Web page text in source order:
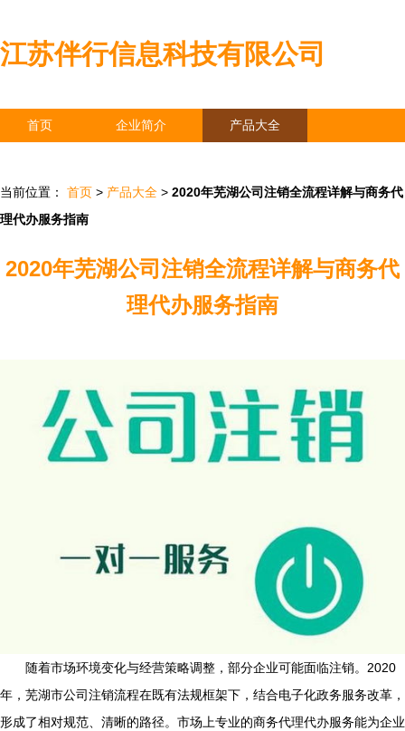
江苏伴行信息科技有限公司
首页 企业简介 产品大全
当前位置： 首页 > 产品大全 > 2020年芜湖公司注销全流程详解与商务代
理代办服务指南
2020年芜湖公司注销全流程详解与商务代
理代办服务指南
随着市场环境变化与经营策略调整，部分企业可能面临注销。2020
年，芜湖市公司注销流程在既有法规框架下，结合电子化政务服务改革，
形成了相对规范、清晰的路径。市场上专业的商务代理代办服务能为企业